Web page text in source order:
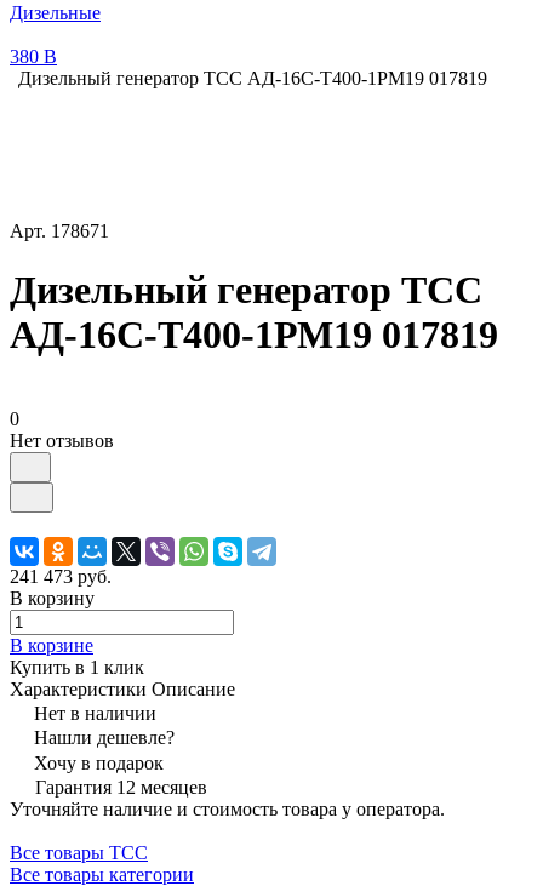
Дизельные
380 В
Дизельный генератор ТСС АД-16С-Т400-1РМ19 017819
Арт. 178671
Дизельный генератор ТСС
АД-16С-Т400-1РМ19 017819
0
Нет отзывов
241 473 руб.
В корзину
В корзине
Купить в 1 клик
Характеристики Описание
Нет в наличии
Нашли дешевле?
Хочу в подарок
Гарантия 12 месяцев
Уточняйте наличие и стоимость товара у оператора.
Все товары ТСС
Все товары категории